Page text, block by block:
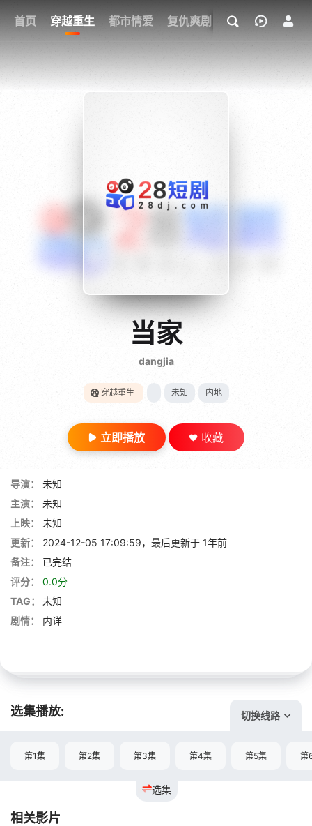
首页 穿越重生 都市情爱 复仇爽剧 玄幻武侠 奇幻
我的观影记录
{if condition="$obj.vod_points
当家
dangjia
穿越重生 未知 内地
立即播放 收藏
导演：
未知
主演：
未知
上映：
未知
更新：
2024-12-05 17:09:59，最后更新于 1年前
备注：
已完结
评分：
0.0分
TAG：
未知
剧情：
内详
选集播放: 切换线路
选集
第1集 第2集 第3集 第4集 第5集 第
相关影片